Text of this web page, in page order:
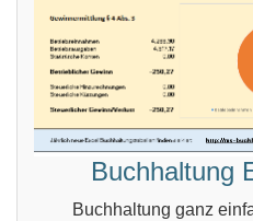
Buchhaltung
Buchhaltung ganz